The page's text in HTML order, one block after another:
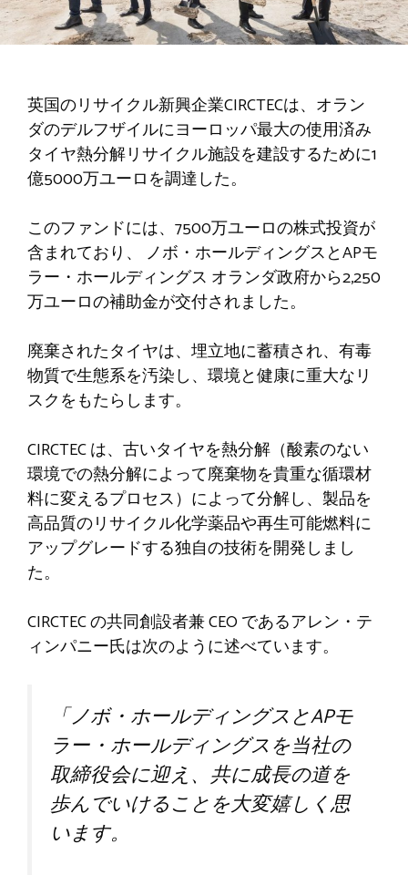
英国のリサイクル新興企業CIRCTECは、オラン
ダのデルフザイルにヨーロッパ最大の使用済み
タイヤ熱分解リサイクル施設を建設するために1
億5000万ユーロを調達した。
このファンドには、7500万ユーロの株式投資が
含まれており、 ノボ・ホールディングスとAPモ
ラー・ホールディングス オランダ政府から2,250
万ユーロの補助金が交付されました。
廃棄されたタイヤは、埋立地に蓄積され、有毒
物質で生態系を汚染し、環境と健康に重大なリ
スクをもたらします。
CIRCTEC は、古いタイヤを熱分解（酸素のない
環境での熱分解によって廃棄物を貴重な循環材
料に変えるプロセス）によって分解し、製品を
高品質のリサイクル化学薬品や再生可能燃料に
アップグレードする独自の技術を開発しまし
た。
CIRCTEC の共同創設者兼 CEO であるアレン・テ
ィンパニー氏は次のように述べています。
「ノボ・ホールディングスとAPモ
ラー・ホールディングスを当社の
取締役会に迎え、共に成長の道を
歩んでいけることを大変嬉しく思
います。